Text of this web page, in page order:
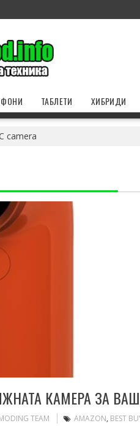
ТАБЛЕТИ ХИБРИДИ
camera
КАМЕРА ЗА
TEAM AMAZON, BEST